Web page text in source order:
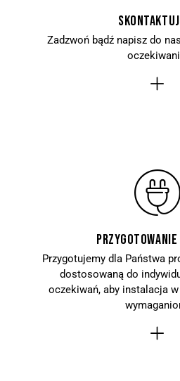
Zadzwoń bądź napisz do
Przygotowanie
Przygotujemy dla Państwa
dostosowaną do
oczekiwań, aby instalacja w